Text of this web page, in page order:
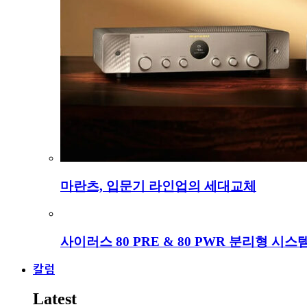
마란츠, 입문기 라인업의 세대교체
사이러스 80 PRE & 80 PWR 분리형 시스
칼럼
Latest